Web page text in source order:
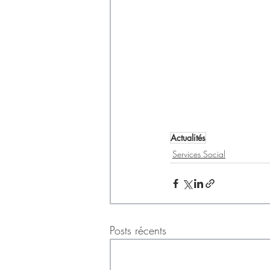
Actualités
Services Social
Posts récents